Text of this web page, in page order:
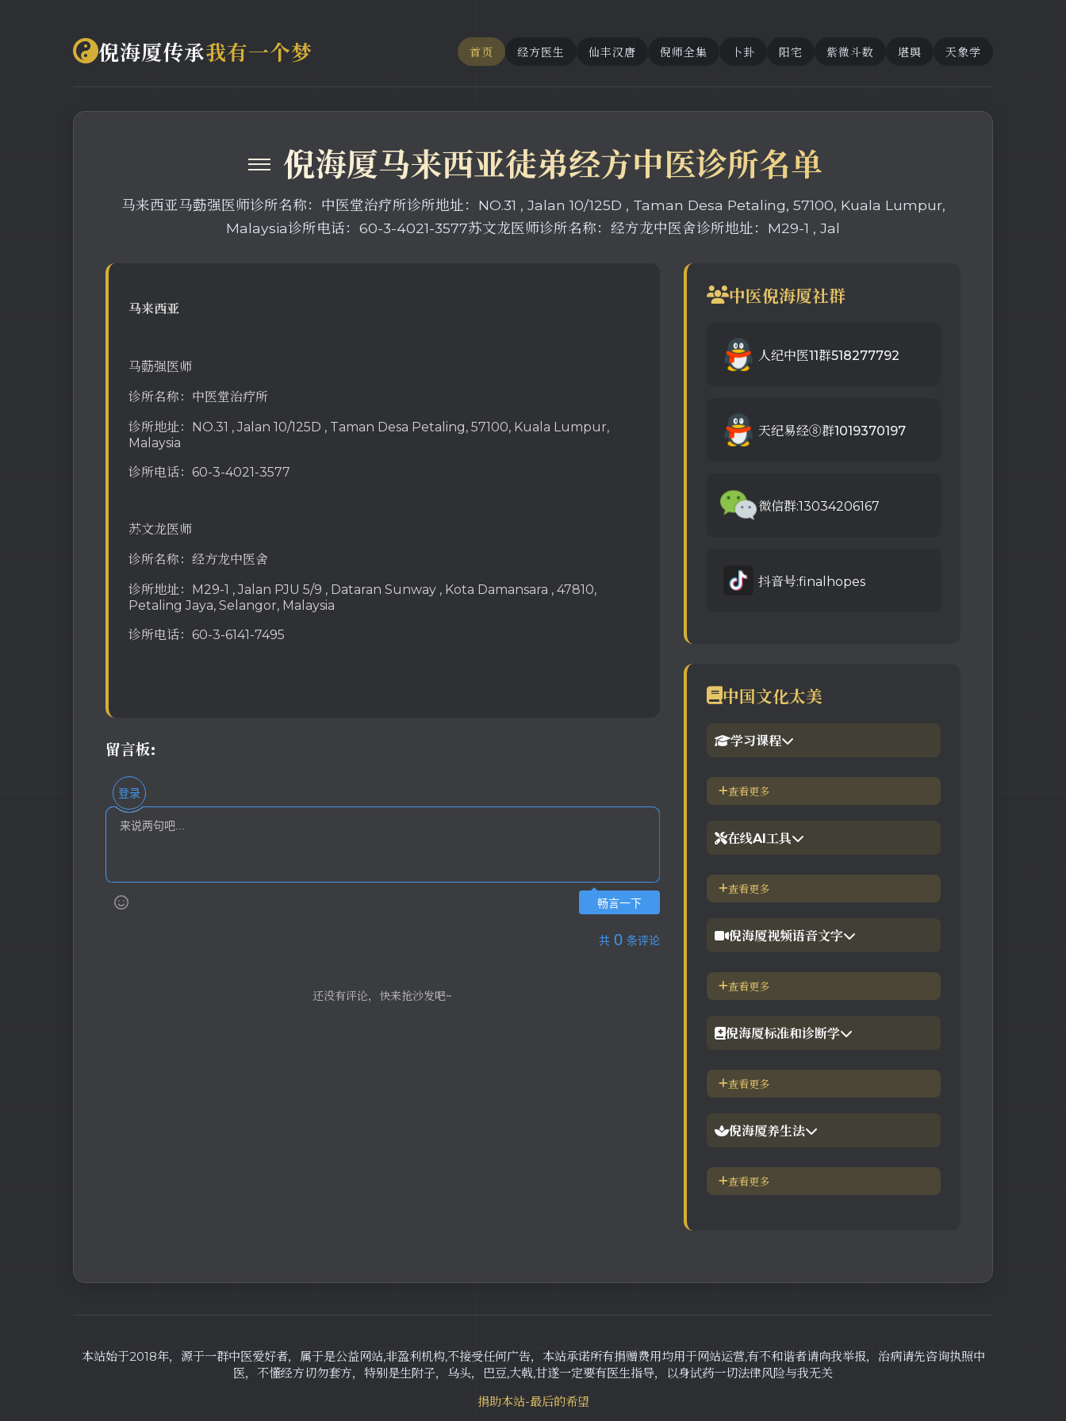
倪海厦传承我有一个梦 首页 经方医生 仙丰汉唐 倪师全集 卜卦 阳宅 紫微斗数 堪舆 天象学
≡ 倪海厦马来西亚徒弟经方中医诊所名单
马来西亚马葝强医师诊所名称：中医堂治疗所诊所地址：NO.31 , Jalan 10/125D , Taman Desa Petaling, 57100, Kuala Lumpur,
Malaysia诊所电话：60-3-4021-3577苏文龙医师诊所名称：经方龙中医舍诊所地址：M29-1 , Jal
马来西亚
马葝强医师
诊所名称：中医堂治疗所
诊所地址：NO.31 , Jalan 10/125D , Taman Desa Petaling, 57100, Kuala Lumpur,
Malaysia
诊所电话：60-3-4021-3577
苏文龙医师
诊所名称：经方龙中医舍
诊所地址：M29-1 , Jalan PJU 5/9 , Dataran Sunway , Kota Damansara , 47810,
Petaling Jaya, Selangor, Malaysia
诊所电话：60-3-6141-7495
留言板:
登录
畅言一下
共 0 条评论
还没有评论，快来抢沙发吧~
中医倪海厦社群
人纪中医11群518277792
天纪易经⑧群1019370197
微信群:13034206167
抖音号:finalhopes
中国文化太美
学习课程
1.倪海厦官网备份版
查看更多
在线AI工具
【工具】紫微斗数命理分析
查看更多
倪海厦视频语音文字
【视频】倪海厦-针灸大成
查看更多
倪海厦标准和诊断学
倪海厦简介-传奇人生
查看更多
倪海厦养生法
五脏逼毒法和易筋经
查看更多
本站始于2018年，源于一群中医爱好者，属于是公益网站,非盈利机构,不接受任何广告，本站承诺所有捐赠费用均用于网站运营,有不和谐者请向我举报，治病请先咨询执照中
医，不懂经方切勿套方，特别是生附子，乌头，巴豆,大戟,甘遂一定要有医生指导，以身试药一切法律风险与我无关
捐助本站-最后的希望